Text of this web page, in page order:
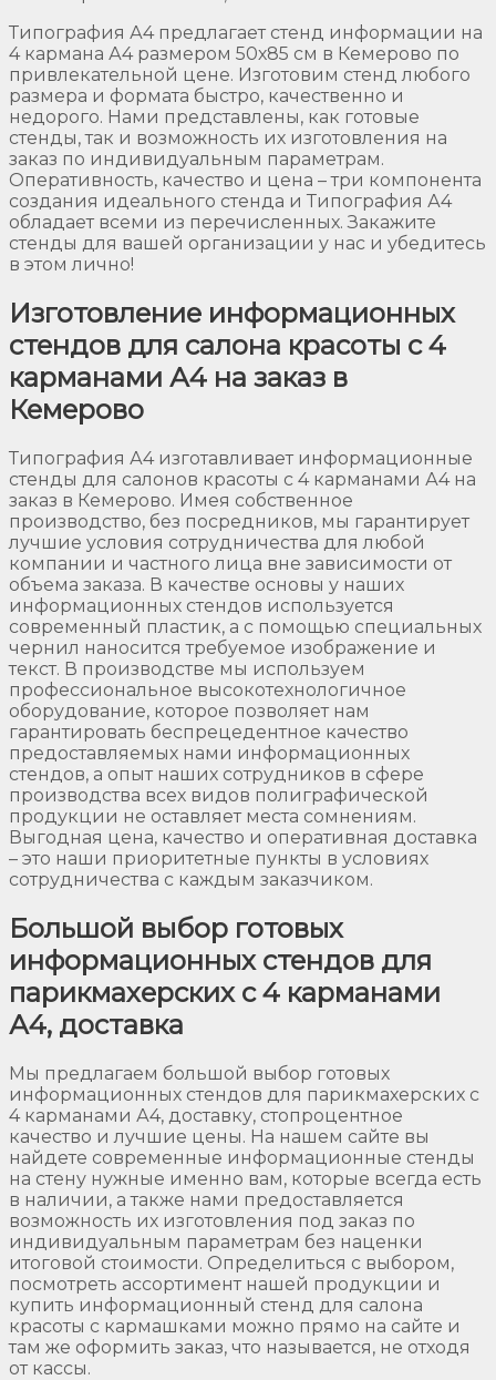
Типография А4 предлагает стенд информации на
4 кармана А4 размером 50х85 см в Кемерово по
привлекательной цене. Изготовим стенд любого
размера и формата быстро, качественно и
недорого. Нами представлены, как готовые
стенды, так и возможность их изготовления на
заказ по индивидуальным параметрам.
Оперативность, качество и цена – три компонента
создания идеального стенда и Типография А4
обладает всеми из перечисленных. Закажите
стенды для вашей организации у нас и убедитесь
в этом лично!
Изготовление информационных
стендов для салона красоты с 4
карманами А4 на заказ в
Кемерово
Типография А4 изготавливает информационные
стенды для салонов красоты с 4 карманами А4 на
заказ в Кемерово. Имея собственное
производство, без посредников, мы гарантирует
лучшие условия сотрудничества для любой
компании и частного лица вне зависимости от
объема заказа. В качестве основы у наших
информационных стендов используется
современный пластик, а с помощью специальных
чернил наносится требуемое изображение и
текст. В производстве мы используем
профессиональное высокотехнологичное
оборудование, которое позволяет нам
гарантировать беспрецедентное качество
предоставляемых нами информационных
стендов, а опыт наших сотрудников в сфере
производства всех видов полиграфической
продукции не оставляет места сомнениям.
Выгодная цена, качество и оперативная доставка
– это наши приоритетные пункты в условиях
сотрудничества с каждым заказчиком.
Большой выбор готовых
информационных стендов для
парикмахерских с 4 карманами
А4, доставка
Мы предлагаем большой выбор готовых
информационных стендов для парикмахерских с
4 карманами А4, доставку, стопроцентное
качество и лучшие цены. На нашем сайте вы
найдете современные информационные стенды
на стену нужные именно вам, которые всегда есть
в наличии, а также нами предоставляется
возможность их изготовления под заказ по
индивидуальным параметрам без наценки
итоговой стоимости. Определиться с выбором,
посмотреть ассортимент нашей продукции и
купить информационный стенд для салона
красоты с кармашками можно прямо на сайте и
там же оформить заказ, что называется, не отходя
от кассы.